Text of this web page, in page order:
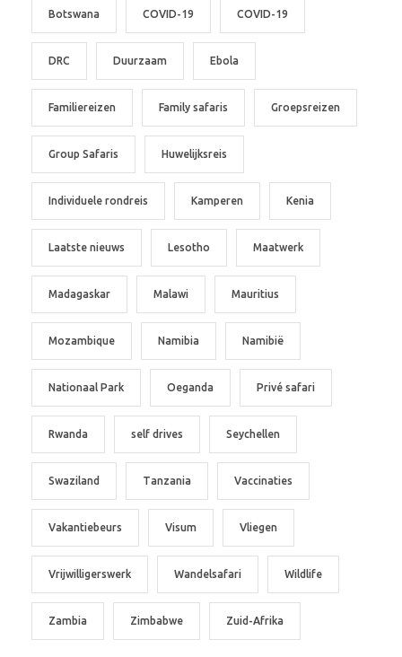
Botswana COVID-19 COVID-19
DRC Duurzaam Ebola
Familiereizen Family safaris Groepsreizen
Group Safaris Huwelijksreis
Individuele rondreis Kamperen Kenia
Laatste nieuws Lesotho Maatwerk
Madagaskar Malawi Mauritius
Mozambique Namibia Namibië
Nationaal Park Oeganda Privé safari
Rwanda self drives Seychellen
Swaziland Tanzania Vaccinaties
Vakantiebeurs Visum Vliegen
Vrijwilligerswerk Wandelsafari Wildlife
Zambia Zimbabwe Zuid-Afrika